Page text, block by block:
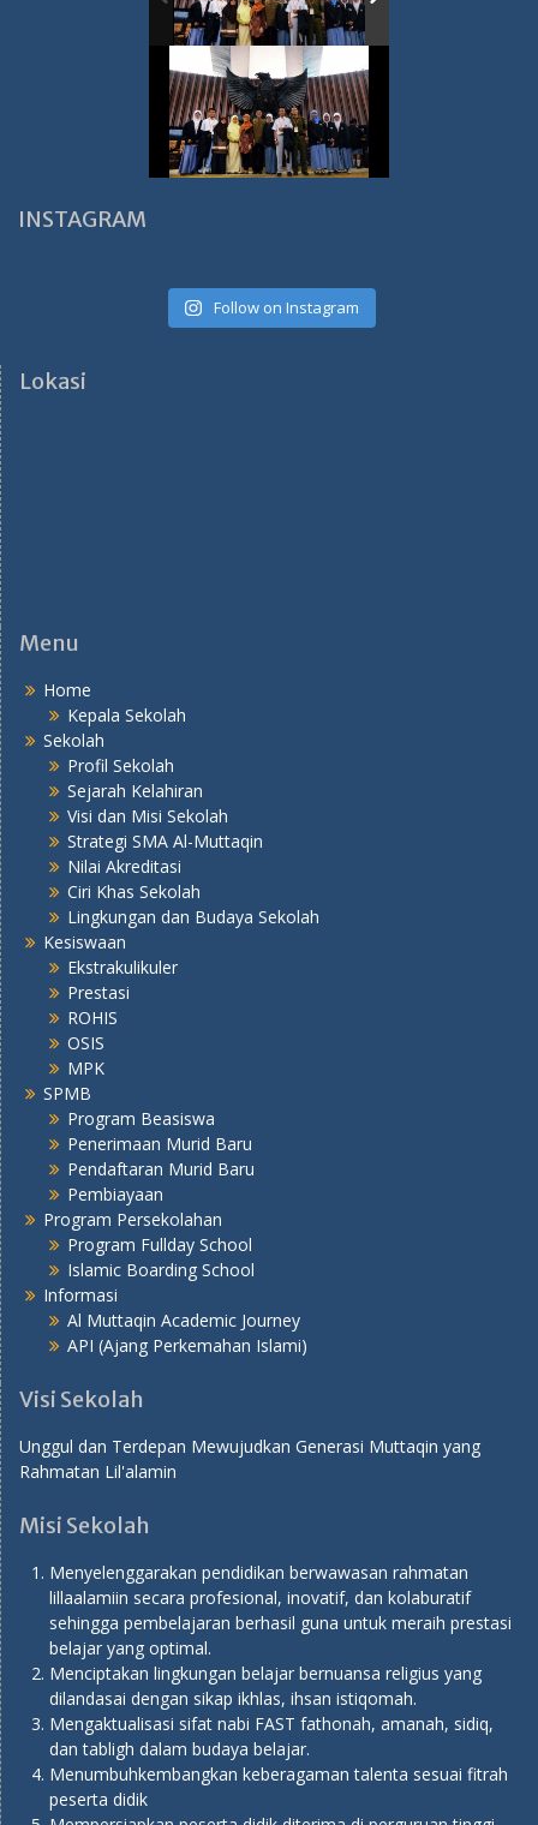
INSTAGRAM
Follow on Instagram
Lokasi
Menu
Home
Kepala Sekolah
Sekolah
Profil Sekolah
Sejarah Kelahiran
Visi dan Misi Sekolah
Strategi SMA Al-Muttaqin
Nilai Akreditasi
Ciri Khas Sekolah
Lingkungan dan Budaya Sekolah
Kesiswaan
Ekstrakulikuler
Prestasi
ROHIS
OSIS
MPK
SPMB
Program Beasiswa
Penerimaan Murid Baru
Pendaftaran Murid Baru
Pembiayaan
Program Persekolahan
Program Fullday School
Islamic Boarding School
Informasi
Al Muttaqin Academic Journey
API (Ajang Perkemahan Islami)
Visi Sekolah
Unggul dan Terdepan Mewujudkan Generasi Muttaqin yang
Rahmatan Lil'alamin
Misi Sekolah
Menyelenggarakan pendidikan berwawasan rahmatan
lillaalamiin secara profesional, inovatif, dan kolaburatif
sehingga pembelajaran berhasil guna untuk meraih prestasi
belajar yang optimal.
Menciptakan lingkungan belajar bernuansa religius yang
dilandasai dengan sikap ikhlas, ihsan istiqomah.
Mengaktualisasi sifat nabi FAST fathonah, amanah, sidiq,
dan tabligh dalam budaya belajar.
Menumbuhkembangkan keberagaman talenta sesuai fitrah
peserta didik